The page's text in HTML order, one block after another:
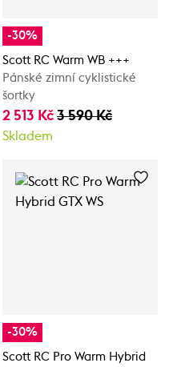
-30%
Scott RC Warm WB +++
Pánské zimní cyklistické
šortky
2 513 Kč 3 590 Kč
Skladem
-30%
Scott RC Pro Warm Hybrid